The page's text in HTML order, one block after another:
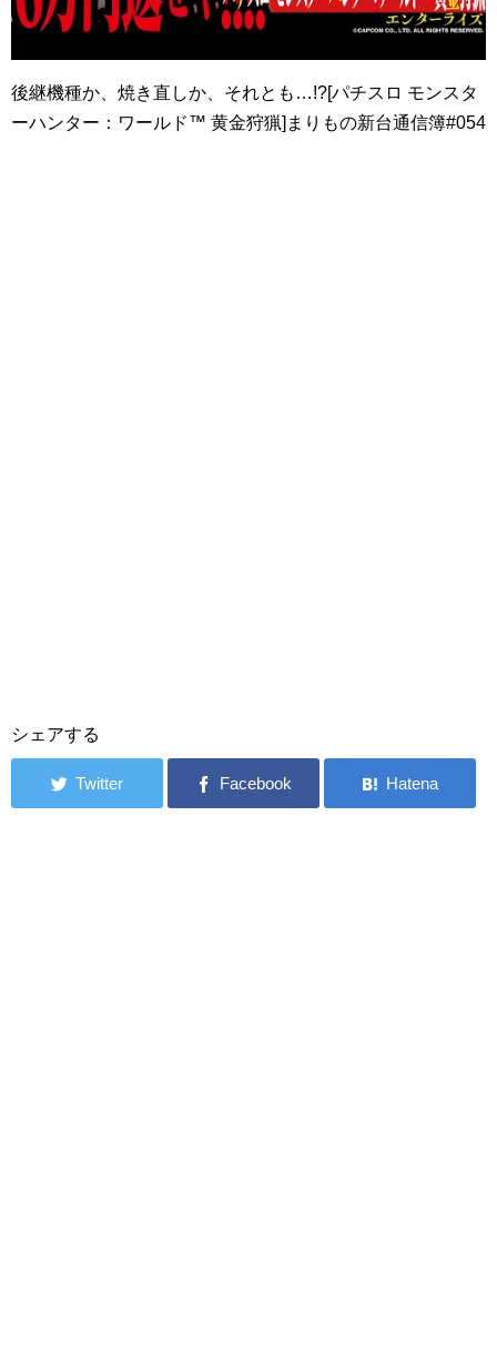
後継機種か、焼き直しか、それとも…!?[パチスロ モンスタ
ーハンター：ワールド™ 黄金狩猟]まりもの新台通信簿#054
シェアする